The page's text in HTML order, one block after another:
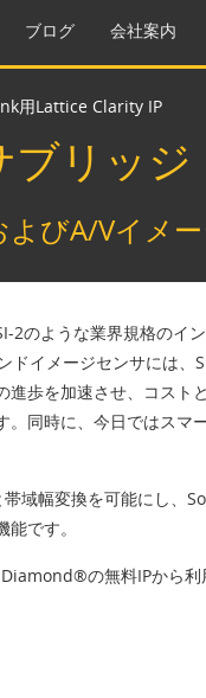
ブログ 会社案内
用Lattice Clarity IP
ブリッジ
びA/Vイメ
2のような業界規格のイ
イメージセンサには
歩を加速させ、コスト
同時に、今日ではス
域幅変換を可能にし、
です。
の無料IPから利